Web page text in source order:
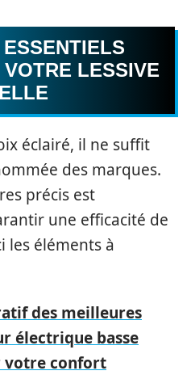
LESSIVE
éclairé, il ne suffit
des marques.
précis est
une efficacité de
les éléments à
des meilleures
électrique basse
votre confort